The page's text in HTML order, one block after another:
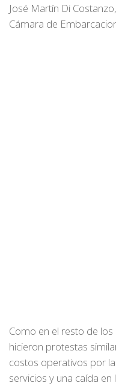
José Martín Di
Cámara de
Como en el resto de
hicieron protestas
costos operativos por
servicios y una caída